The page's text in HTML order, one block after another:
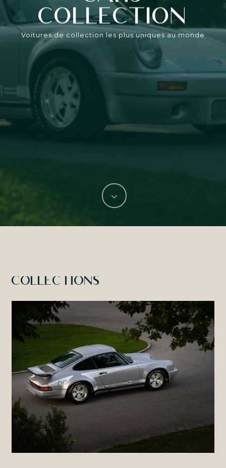
Collection
Voitures de collection les plus uniques au monde
COLLECTIONS